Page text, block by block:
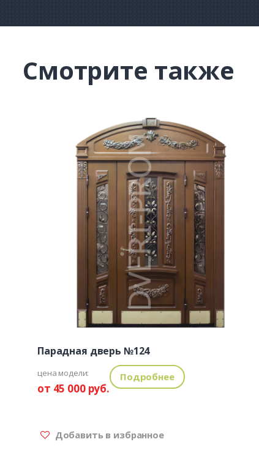
Смотрите также
Парадная дверь №124
цена модели:
от 45 000 руб.
Подробнее
Добавить в избранное